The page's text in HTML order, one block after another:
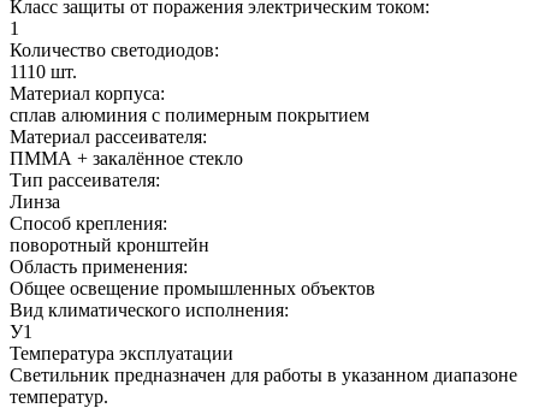
Класс защиты от поражения электрическим током:
1
Количество светодиодов:
1110 шт.
Материал корпуса:
сплав алюминия с полимерным покрытием
Материал рассеивателя:
ПММА + закалённое стекло
Тип рассеивателя:
Линза
Способ крепления:
поворотный кронштейн
Область применения:
Общее освещение промышленных объектов
Вид климатического исполнения:
У1
Температура эксплуатации
Светильник предназначен для работы в указанном диапазоне
температур.